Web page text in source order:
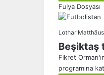
Fulya Dosyası
Lothar Matthäus
Beşiktaş
Fikret
programına